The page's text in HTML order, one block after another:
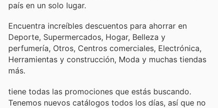
país en un solo lugar.
Encuentra increíbles descuentos para ahorrar en
Deporte, Supermercados, Hogar, Belleza y
perfumería, Otros, Centros comerciales, Electrónica,
Herramientas y construcción, Moda y muchas tiendas
más.
tiene todas las promociones que estás buscando.
Tenemos nuevos catálogos todos los días, así que no